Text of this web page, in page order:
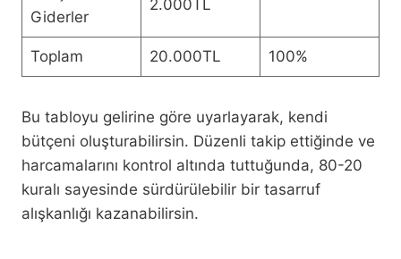
Giderler
2.000TL
Toplam 20.000TL 100%
Bu tabloyu gelirine göre uyarlayarak, kendi
bütçeni oluşturabilirsin. Düzenli takip ettiğinde ve
harcamalarını kontrol altında tuttuğunda, 80-20
kuralı sayesinde sürdürülebilir bir tasarruf
alışkanlığı kazanabilirsin.